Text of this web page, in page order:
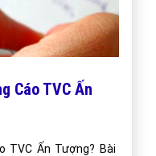
Cáo TVC Ấn